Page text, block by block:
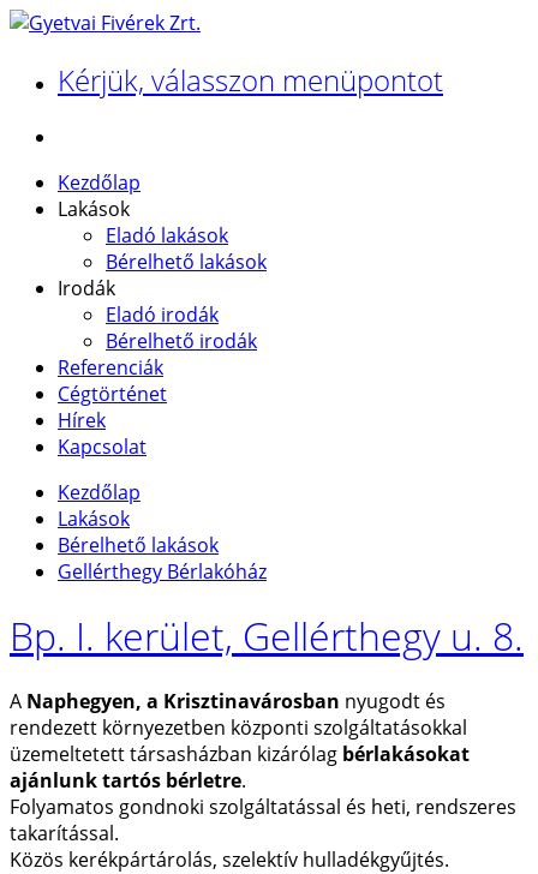
Kérjük, válasszon menüpontot
Kezdőlap
Lakások
Eladó lakások
Bérelhető lakások
Irodák
Eladó irodák
Bérelhető irodák
Referenciák
Cégtörténet
Hírek
Kapcsolat
Kezdőlap
Lakások
Bérelhető lakások
Gellérthegy Bérlakóház
Bp. I. kerület, Gellérthegy u. 8.
A Naphegyen, a Krisztinavárosban nyugodt és
rendezett környezetben központi szolgáltatásokkal
üzemeltetett társasházban kizárólag bérlakásokat
ajánlunk tartós bérletre.
Folyamatos gondnoki szolgáltatással és heti, rendszeres
takarítással.
Közös kerékpártárolás, szelektív hulladékgyűjtés.